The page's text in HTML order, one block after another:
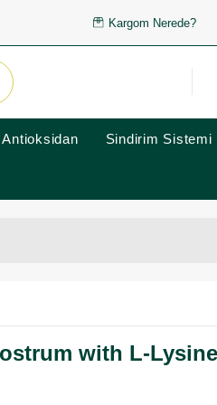
Kargom Nerede?
Antioksidan Sindirim Sistemi
with L-